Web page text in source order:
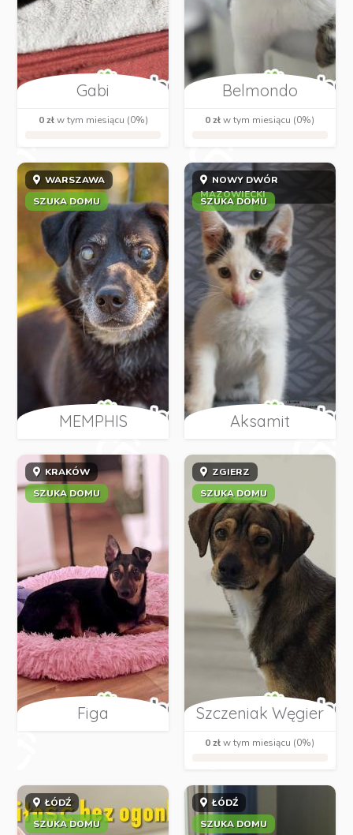
Gabi
0 złw tym miesiącu (0%)
Belmondo
0 złw tym miesiącu (0%)
WARSZAWA
SZUKA DOMU
MEMPHIS
NOWY DWÓR
MAZOWIECKI
SZUKA DOMU
Aksamit
KRAKÓW
SZUKA DOMU
Figa
ZGIERZ
SZUKA DOMU
Szczeniak Węgier
0 złw tym miesiącu (0%)
ŁÓDŹ
SZUKA DOMU
ŁÓDŹ
SZUKA DOMU